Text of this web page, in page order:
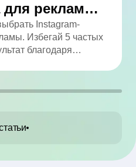
рекламы:
легко
Instagram-
Избегай 5 частых
благодаря